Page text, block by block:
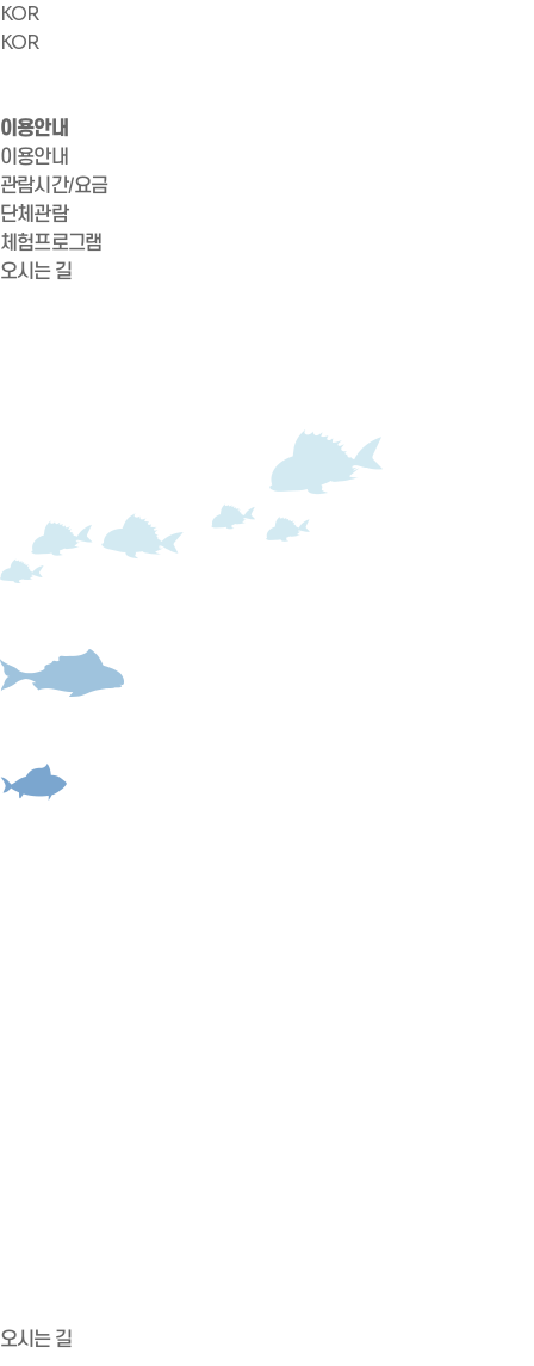
KOR
KOR
이용안내
이용안내
관람시간/요금
단체관람
체험프로그램
오시는 길
오시는 길